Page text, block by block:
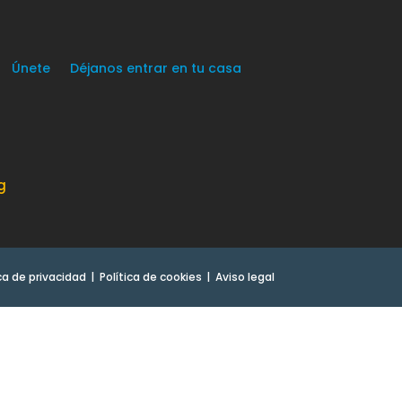
Únete
Déjanos entrar en tu casa
de privacidad Política de cookies Aviso legal